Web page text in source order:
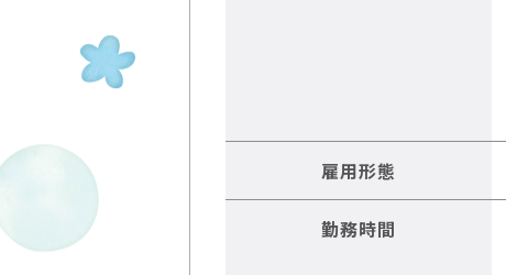
雇用形態
勤務時間